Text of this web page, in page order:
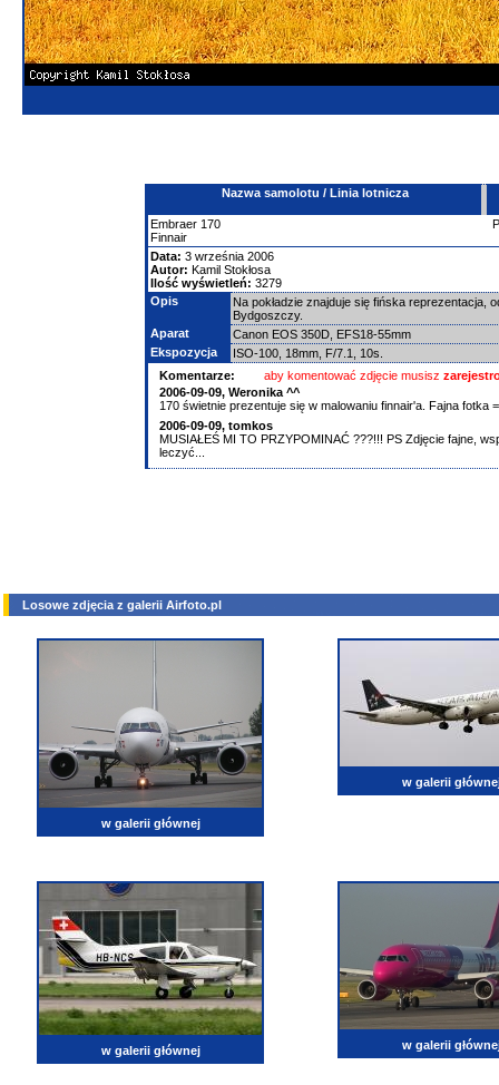
Nazwa samolotu / Linia lotnicza
Embraer 170
Finnair
Data: 3 września 2006
Autor: Kamil Stokłosa
Ilość wyświetleń: 3279
Opis
Na pokładzie znajduje się fińska reprezentacja,
Bydgoszczy.
Aparat
Canon EOS 350D, EFS18-55mm
Ekspozycja
ISO-100, 18mm, F/7.1, 10s.
Komentarze:
aby komentować zdjęcie musisz
2006-09-09, Weronika ^^
170 świetnie prezentuje się w malowaniu finnair'a. Fajna fotka
2006-09-09, tomkos
MUSIAŁEŚ MI TO PRZYPOMINAĆ ???!!! PS Zdjęcie fajne,
leczyć...
Losowe zdjęcia z galerii Airfoto.pl
w galerii głównej
w galerii
w galerii głównej w galerii